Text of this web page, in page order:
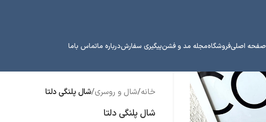
صفحه اصلیفروشگاهمجله مد و فشنپیگیری سفارشدرباره ماتماس باما
خانه/شال و روسری/شال پلنگی دلتا
شال پلنگی دلتا